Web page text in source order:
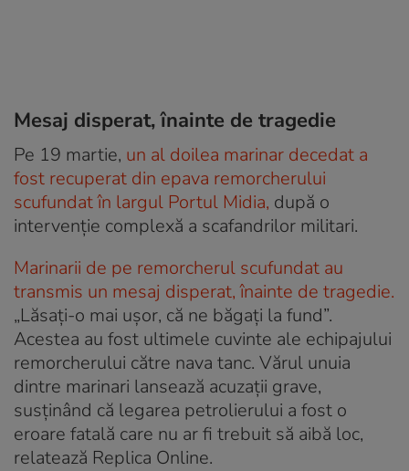
Mesaj disperat, înainte de tragedie
Pe 19 martie, un al doilea marinar decedat a
fost recuperat din epava remorcherului
scufundat în largul Portul Midia, după o
intervenție complexă a scafandrilor militari.
Marinarii de pe remorcherul scufundat au
transmis un mesaj disperat, înainte de tragedie.
„Lăsați-o mai ușor, că ne băgați la fund”.
Acestea au fost ultimele cuvinte ale echipajului
remorcherului către nava tanc. Vărul unuia
dintre marinari lansează acuzații grave,
susținând că legarea petrolierului a fost o
eroare fatală care nu ar fi trebuit să aibă loc,
relatează Replica Online.